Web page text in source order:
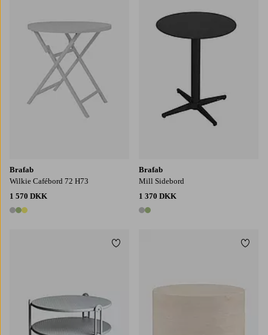
Brafab
Wilkie Cafébord 72 H73
1 570 DKK
3 farver
Brafab
Mill Sidebord
1 370 DKK
2 farver
Tilføj til favoritter